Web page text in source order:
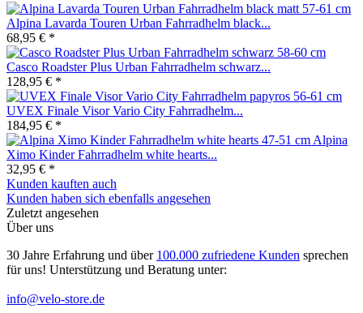
Alpina Lavarda Touren Urban Fahrradhelm black...
68,95 € *
Casco Roadster Plus Urban Fahrradhelm schwarz...
128,95 € *
UVEX Finale Visor Vario City Fahrradhelm...
184,95 € *
Alpina
Ximo Kinder Fahrradhelm white hearts...
32,95 € *
Kunden kauften auch
Kunden haben sich ebenfalls angesehen
Zuletzt angesehen
Über uns
30 Jahre Erfahrung und über 100.000 zufriedene Kunden sprechen
für uns! Unterstützung und Beratung unter:
info@velo-store.de